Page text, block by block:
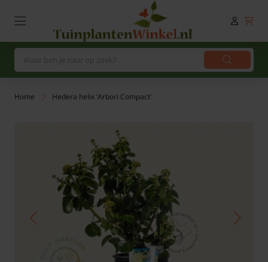
Home Hedera helix 'Arbori Compact'